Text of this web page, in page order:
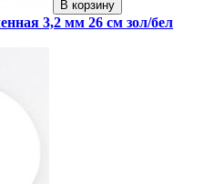
В корзину
3,2 мм 26 см зол/бел